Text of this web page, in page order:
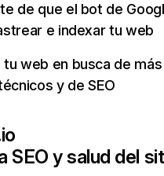
de que el bot de
e indexar tu web
tu web en busca de
y de SEO
SEO y salud del